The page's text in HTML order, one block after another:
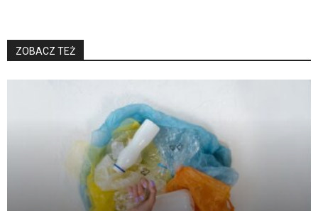
ZOBACZ TEŻ